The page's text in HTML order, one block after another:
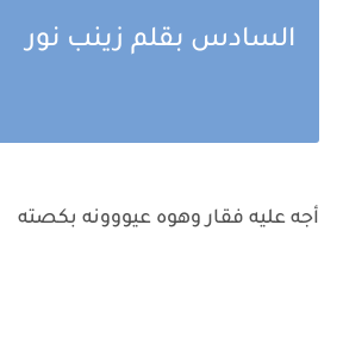
السادس بقلم
أجه عليه فقار وهوه عيووونه بكصته